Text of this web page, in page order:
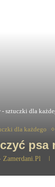
sztuczki dla
dla każdego
psa
Zamerdani.pl